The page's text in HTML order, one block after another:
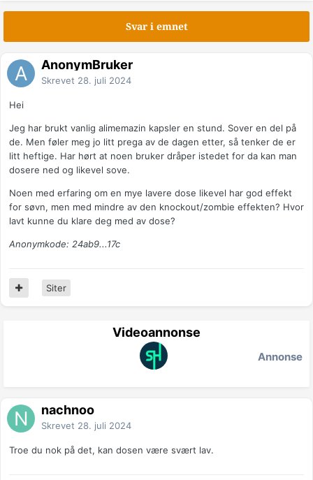
Svar i emnet
AnonymBruker
Skrevet 28. juli 2024
Hei
Jeg har brukt vanlig alimemazin kapsler en stund. Sover en del på
de. Men føler meg jo litt prega av de dagen etter, så tenker de er
litt heftige. Har hørt at noen bruker dråper istedet for da kan man
dosere ned og likevel sove.
Noen med erfaring om en mye lavere dose likevel har god effekt
for søvn, men med mindre av den knockout/zombie effekten? Hvor
lavt kunne du klare deg med av dose?
Anonymkode: 24ab9...17c
Siter
Videoannonse
Annonse
nachnoo
Skrevet 28. juli 2024
Troe du nok på det, kan dosen være svært lav.